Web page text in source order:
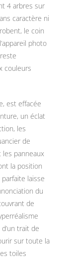
4 arbres sur
caractère ni
le coin
photo
couleurs
est effacée
un éclat
les
de
les panneaux
la position
laisse
du
de
trait de
sur toute la
toiles